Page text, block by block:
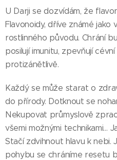
U Darji se dozvídám, že
Flavonoidy, dříve známé jako
rostlinného původu. Chrání
posilují imunitu, zpevňují
protizánětlivě.
Každý se může starat o
do přírody. Dotknout se
Nekupovat průmyslově
všemi možnými technikami…
Stačí zdvihnout hlavu k
pohybu se chráníme resetu